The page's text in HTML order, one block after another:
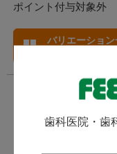
歯科医院・歯
ポイント付与対象外
バリエーション